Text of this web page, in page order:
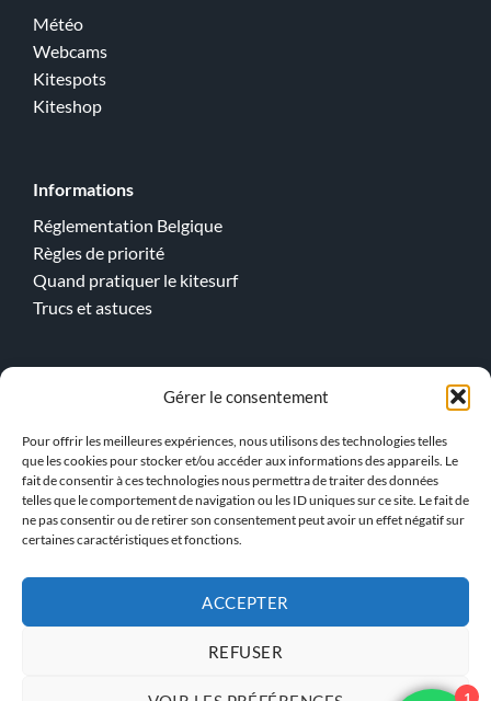
Gérer le consentement
Pour offrir les meilleures expériences, nous utilisons des technologies telles
que les cookies pour stocker et/ou accéder aux informations des appareils. Le
fait de consentir à ces technologies nous permettra de traiter des données
telles que le comportement de navigation ou les ID uniques sur ce site. Le fait de
ne pas consentir ou de retirer son consentement peut avoir un effet négatif sur
certaines caractéristiques et fonctions.
ACCEPTER
REFUSER
Météo
Webcams
Kitespots
Kiteshop
Informations
Réglementation Belgique
Règles de priorité
Quand pratiquer le kitesurf
Trucs et astuces
Wingfoil
> Notre Equipe !
ACCÈS INSTRUCTEUR KBS
CONDITIONS GÉNÉRALES 1